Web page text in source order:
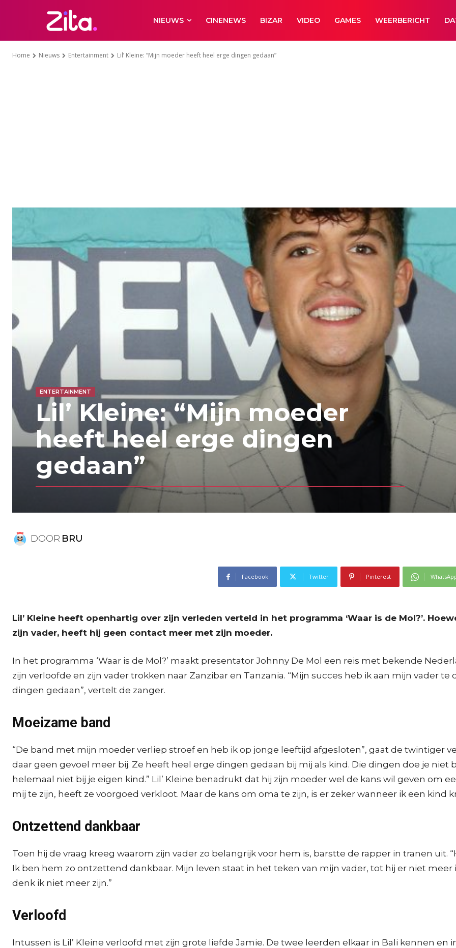
NIEUWS CINENEWS BIZAR VIDEO GAMES WEERBERICHT
Home Nieuws Entertainment Lil’ Kleine: “Mijn moeder heeft heel erge dingen gedaan”
ENTERTAINMENT
Lil’ Kleine: “Mijn moeder
heeft heel erge dingen
gedaan”
DOOR BRU
Facebook Twitter Pinterest
Lil’ Kleine heeft openhartig over zijn verleden verteld in het programma ‘Waar is de Mol?’.
zijn vader, heeft hij geen contact meer met zijn moeder.
In het programma ‘Waar is de Mol?’ maakt presentator Johnny De Mol een reis met bekende
zijn verloofde en zijn vader trokken naar Zanzibar en Tanzania. “Mijn succes heb ik aan mijn vader
dingen gedaan”, vertelt de zanger.
Moeizame band
“De band met mijn moeder verliep stroef en heb ik op jonge leeftijd afgesloten”, gaat de twintiger
daar geen gevoel meer bij. Ze heeft heel erge dingen gedaan bij mij als kind. Die dingen doe je niet
helemaal niet bij je eigen kind.” Lil’ Kleine benadrukt dat hij zijn moeder wel de kans wil geven om
mij te zijn, heeft ze voorgoed verkloot. Maar de kans om oma te zijn, is er zeker wanneer ik een kind
Ontzettend dankbaar
Toen hij de vraag kreeg waarom zijn vader zo belangrijk voor hem is, barstte de rapper in tranen uit.
Ik ben hem zo ontzettend dankbaar. Mijn leven staat in het teken van mijn vader, tot hij er niet meer
denk ik niet meer zijn.”
Verloofd
Intussen is Lil’ Kleine verloofd met zijn grote liefde Jamie. De twee leerden elkaar in Bali kennen